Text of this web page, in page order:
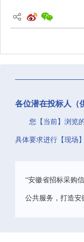
各位潜在投标人（
您【当前】浏览
具体要求进行【现场
“安徽省招标采购
公共服务，打造安